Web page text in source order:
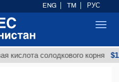
кислота солодкового корня
ENG TM РУС